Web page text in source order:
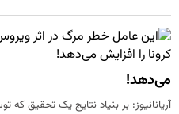
می‌دهد!
آریانانیوز: بر بنیاد نتایج یک تحقیق